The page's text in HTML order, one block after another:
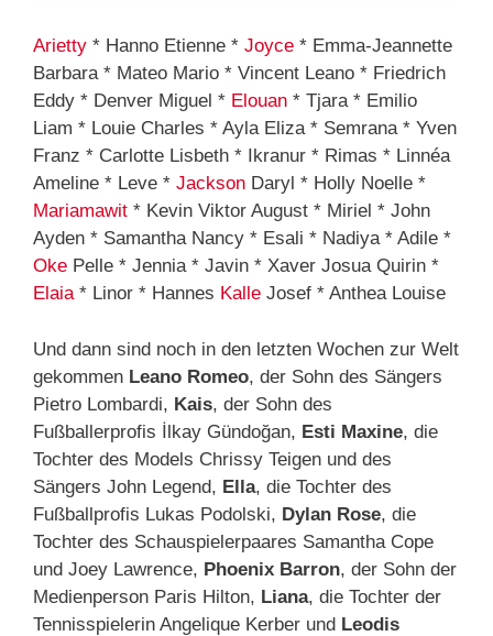
Arietty * Hanno Etienne * Joyce * Emma-Jeannette
Barbara * Mateo Mario * Vincent Leano * Friedrich
Eddy * Denver Miguel * Elouan * Tjara * Emilio
Liam * Louie Charles * Ayla Eliza * Semrana * Yven
Franz * Carlotte Lisbeth * Ikranur * Rimas * Linnéa
Ameline * Leve * Jackson Daryl * Holly Noelle *
Mariamawit * Kevin Viktor August * Miriel * John
Ayden * Samantha Nancy * Esali * Nadiya * Adile *
Oke Pelle * Jennia * Javin * Xaver Josua Quirin *
Elaia* Linor * Hannes Kalle Josef * Anthea Louise
Und dann sind noch in den letzten Wochen zur Welt
gekommen Leano Romeo, der Sohn des Sängers
Pietro Lombardi, Kais, der Sohn des
Fußballerprofis İlkay Gündoğan, Esti Maxine, die
Tochter des Models Chrissy Teigen und des
Sängers John Legend, Ella, die Tochter des
Fußballprofis Lukas Podolski, Dylan Rose, die
Tochter des Schauspielerpaares Samantha Cope
und Joey Lawrence, Phoenix Barron, der Sohn der
Medienperson Paris Hilton, Liana, die Tochter der
Tennisspielerin Angelique Kerber und Leodis